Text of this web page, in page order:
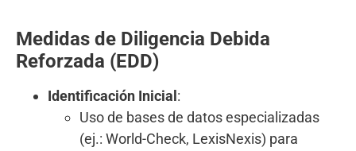
Medidas de Diligencia Debida
Reforzada (EDD)
Identificación Inicial :
Uso de bases de datos especializadas
(ej.: World-Check, LexisNexis) para